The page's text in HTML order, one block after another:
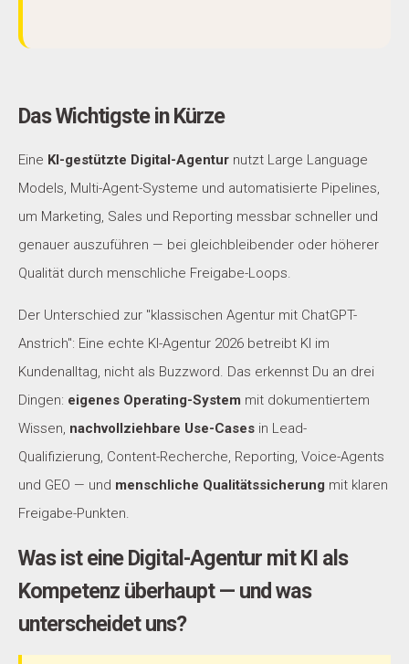
Das Wichtigste in Kürze
Eine KI-gestützte Digital-Agentur nutzt Large Language
Models, Multi-Agent-Systeme und automatisierte Pipelines,
um Marketing, Sales und Reporting messbar schneller und
genauer auszuführen — bei gleichbleibender oder höherer
Qualität durch menschliche Freigabe-Loops.
Der Unterschied zur "klassischen Agentur mit ChatGPT-
Anstrich": Eine echte KI-Agentur 2026 betreibt KI im
Kundenalltag, nicht als Buzzword. Das erkennst Du an drei
Dingen: eigenes Operating-System mit dokumentiertem
Wissen, nachvollziehbare Use-Cases in Lead-
Qualifizierung, Content-Recherche, Reporting, Voice-Agents
und GEO — und menschliche Qualitätssicherung mit klaren
Freigabe-Punkten.
Was ist eine Digital-Agentur mit KI als
Kompetenz überhaupt — und was
unterscheidet uns?